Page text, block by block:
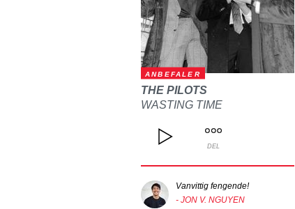
ANBEFALER
THE PILOTS
WASTING TIME
DEL
Vanvittig fengende!
- JON V. NGUYEN